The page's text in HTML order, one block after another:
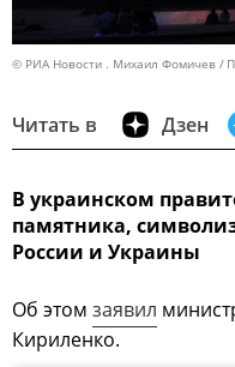
© РИА Новости . Михаил Фомичев
Читать в Дзен
В украинском
памятника,
России и Украины
Об этом заявил
Кириленко.